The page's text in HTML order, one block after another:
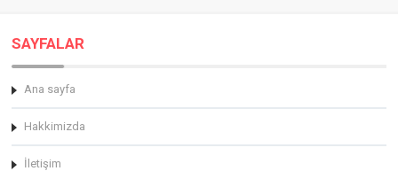
SAYFALAR
Ana sayfa
Hakkimizda
İletişim